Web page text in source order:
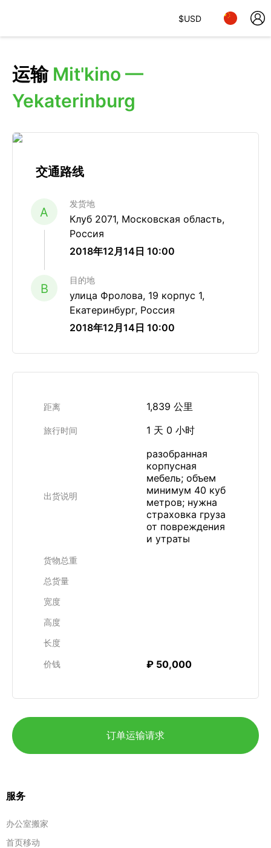
$USD
运输 Mit'kino —
Yekaterinburg
交通路线
A
发货地
Клуб 2071, Московская область,
Россия
2018年12月14日 10:00
B
目的地
улица Фролова, 19 корпус 1,
Екатеринбург, Россия
2018年12月14日 10:00
距离 1,839 公里
旅行时间 1 天 0 小时
出货说明
разобранная
корпусная
мебель; объем
минимум 40 куб
метров; нужна
страховка груза
от повреждения
и утраты
货物总重
总货量
宽度
高度
长度
价钱 ₽ 50,000
订单运输请求
服务
办公室搬家
首页移动